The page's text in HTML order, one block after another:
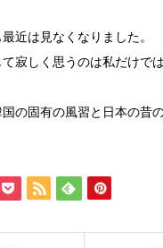
近は見なくなりました。
寂しく思うのは私だけで
の固有の風習と日本の昔